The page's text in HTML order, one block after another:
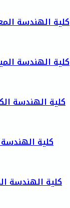
كلية الهندسة
كلية الهندسة
كلية الهندسة
كلية الهندسة
كلية الهندسة